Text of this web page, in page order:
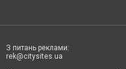
З питань реклами:
rek@citysites.ua